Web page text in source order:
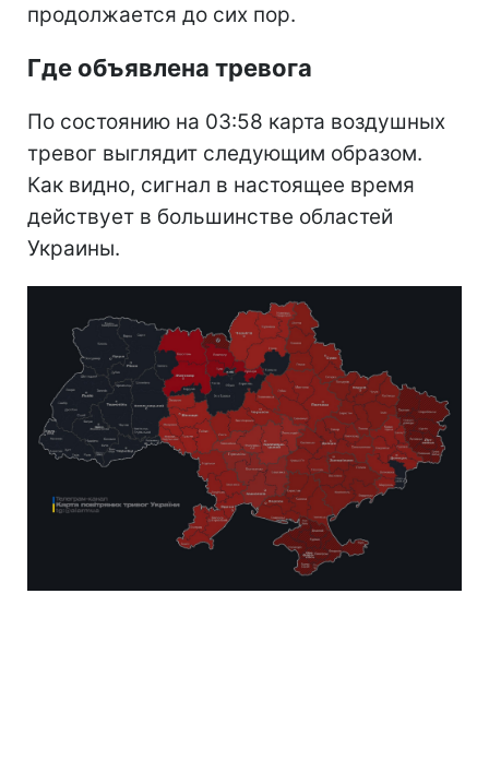
продолжается до сих пор.
Где объявлена тревога
По состоянию на 03:58 карта воздушных
тревог выглядит следующим образом.
Как видно, сигнал в настоящее время
действует в большинстве областей
Украины.